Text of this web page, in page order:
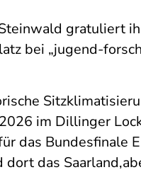
gratuliert
bei „jugend-
im Dillinger
das Bundesfinale
das